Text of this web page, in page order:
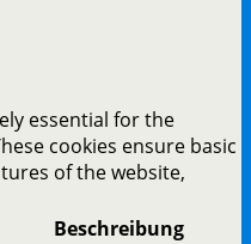
essential for the
cookies ensure basic
of the website,
Beschreibung